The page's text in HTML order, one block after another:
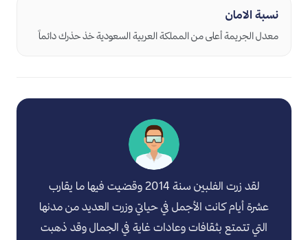
نسبة الامان
معدل الجريمة أعلى من المملكة العربية السعودية خذ حذرك دائماً
لقد زرت الفلبين سنة 2014 وقضيت فيها ما يقارب
عشرة أيام كانت الأجمل في حياتي وزرت العديد من مدنها
التي تتمتع بثقافات وعادات غاية في الجمال وقد ذهبت